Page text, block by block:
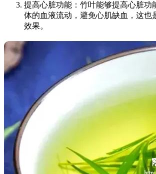
提高心脏功能：竹叶能够提高心脏功
体的血液流动，避免心肌缺血，这也
效果。